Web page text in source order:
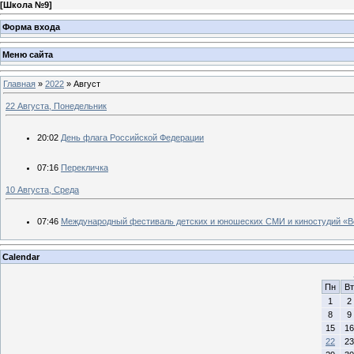
[Школа №9]
Форма входа
Меню сайта
Главная » 2022 » Август
22 Августа, Понедельник
20:02 День флага Российской Федерации
07:16 Перекличка
10 Августа, Среда
07:46 Международный фестиваль детских и юношеских СМИ и киностудий
Calendar
Пн
Вт
1
2
8
9
15
16
22
23